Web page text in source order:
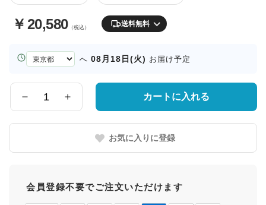
￥ 20,580（税込） 送料無料
お
届
県
へ 08月18日(火) お届け予定
量
カートに入れる
お気に入りに登録
会員登録不要でご注文いただけます